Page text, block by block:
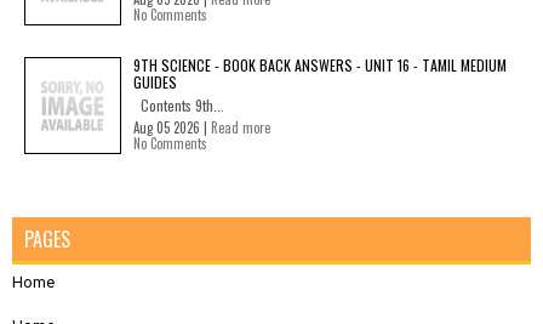
No Comments
9TH SCIENCE - BOOK BACK ANSWERS - UNIT 16 - TAMIL MEDIUM
GUIDES
Contents 9th...
Aug 05 2026 | Read more
No Comments
PAGES
Home